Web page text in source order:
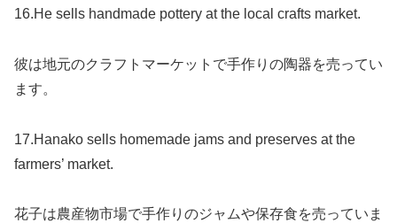
16.He sells handmade pottery at the local crafts market.
彼は地元のクラフトマーケットで手作りの陶器を売ってい
ます。
17.Hanako sells homemade jams and preserves at the
farmers’ market.
花子は農産物市場で手作りのジャムや保存食を売っていま